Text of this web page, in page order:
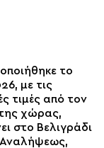
το
με τις
τιμές από τον
χώρας,
στο Βελιγράδι
Αναλήψεως,